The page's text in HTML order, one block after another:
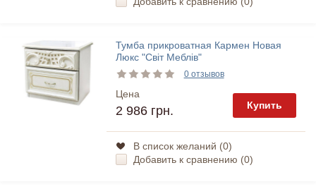
Тумба прикроватная Кармен Новая
Люкс "Світ Меблів"
0 отзывов
Цена
2 986 грн. Купить
В список желаний (0)
Добавить к сравнению (0)